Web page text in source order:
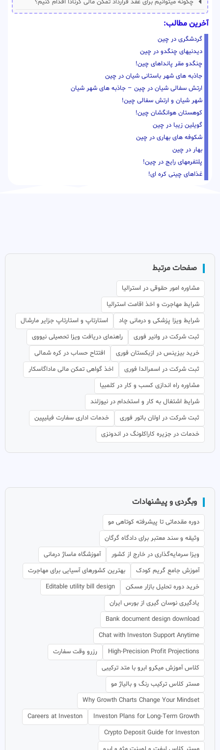
آخرین مطالب:
گردشگری در چین
دیدنیهای چنگدو در چین
چنگدو مقر پانداهای چین!
جاذبه های شهر باستانی شیان در چین
ارتش سفالی شیان در چین – جاذبه های شهر شیان
شهر شیان و ارتش سفالی چین!
کوهستان هوانگشان چین!
گویلین زیبا در چین
شکوفه های بهاری در چین
بهار در چین
پلتفرمهای رایج در چین!
غذاهای چینی کره ای!
صفحات مرتبط
مشاوره امور حقوقی در استرالیا
شرایط مهاجرت و اخذ اقامت استرالیا
شرایط ویزا پزشکی و درمانی چاد
استارتاپ و استارتاپ جزایر مارشال
ثبت شرکت در وانیر فوری
راهنمای دریافت ویزا تحصیلی نیووی
خرید بیزینس در ازبکستان فوری
افتتاح حساب در کره شمالی
ثبت شرکت در اسمرالدا فوری
اخذ گواهی تمکن مالی ماداگاسکار
مشاوره راه اندازی کسب و کار در کلمبیا
شرایط اشتغال به کار و استخدام در نیوزلند
ثبت شرکت در اولان باتور فوری
خدمات اداری سفارت فیلیپین
خدمات در جزیره کاراکلونگ در اندونزی
وبگردی و پیشنهادات
دوره مقدماتی تا پیشرفته کوتاهی مو
وثیقه و سند معتبر برای دادگاه گرگان
ویزا سرمایه‌گذاری در خارج از کشور
آموزشگاه ماساژ درمانی
آموزش جامع گریم کودک
بهترین کشورهای آسیایی برای مهاجرت
خرید دوره تحلیل بازار مسکن
Editable utility bill design
یادگیری نوسان گیری از بورس ایران
Bank document design download
Chat with Investon Support Anytime
High-Precision Profit Projections
رزرو وقت سفارت
کلاس آموزش میکرو ابرو با متد ترکیبی
مستر کلاس ترکیب رنگ و بالیاژ مو
Why Growth Charts Change Your Mindset
Investon Plans for Long-Term Growth
Careers at Investon
Crypto Deposit Guide for Investon